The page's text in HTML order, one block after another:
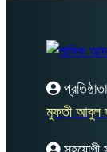
মুফতী আবুল